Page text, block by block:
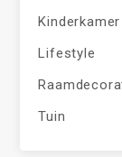
Kinderkamer
Lifestyle
Tuin